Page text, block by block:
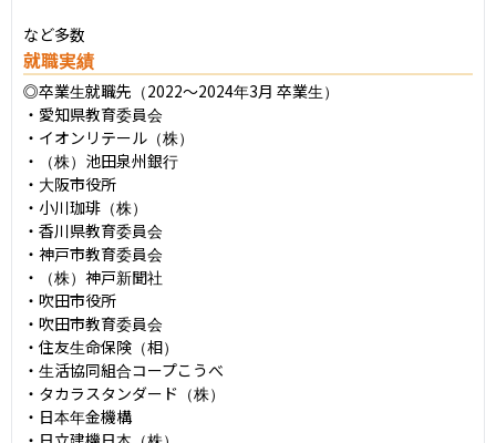
など多数
就職実績
◎卒業生就職先（2022〜2024年3月 卒業生）
・愛知県教育委員会
・イオンリテール（株）
・（株）池田泉州銀行
・大阪市役所
・小川珈琲（株）
・香川県教育委員会
・神戸市教育委員会
・（株）神戸新聞社
・吹田市役所
・吹田市教育委員会
・住友生命保険（相）
・生活協同組合コープこうべ
・タカラスタンダード（株）
・日本年金機構